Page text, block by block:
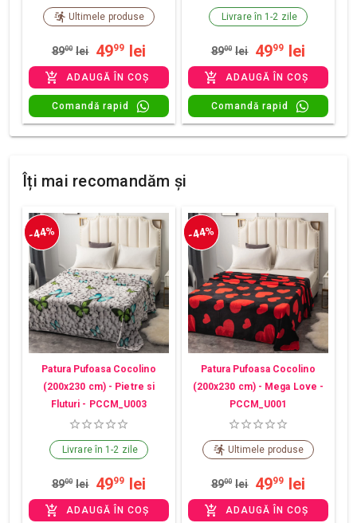
Ultimele produse
8900 lei 4999 lei
ADAUGĂ ÎN COȘ
Comandă rapid
Livrare în 1-2 zile
8900 lei 4999 lei
ADAUGĂ ÎN COȘ
Comandă rapid
Îți mai recomandăm și
-44%
Patura Pufoasa Cocolino
(200x230 cm) - Pietre si
Fluturi - PCCM_U003
Livrare în 1-2 zile
8900 lei 4999 lei
ADAUGĂ ÎN COȘ
-44%
Patura Pufoasa Cocolino
(200x230 cm) - Mega Love -
PCCM_U001
Ultimele produse
8900 lei 4999 lei
ADAUGĂ ÎN COȘ